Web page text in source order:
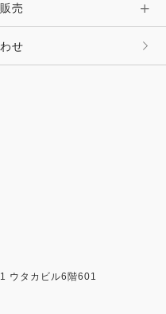
売
せ
ウタカビル6階601